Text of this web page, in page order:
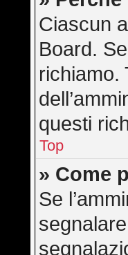
Ciascun
Board.
richiamo.
questi
Top
» Come
Se